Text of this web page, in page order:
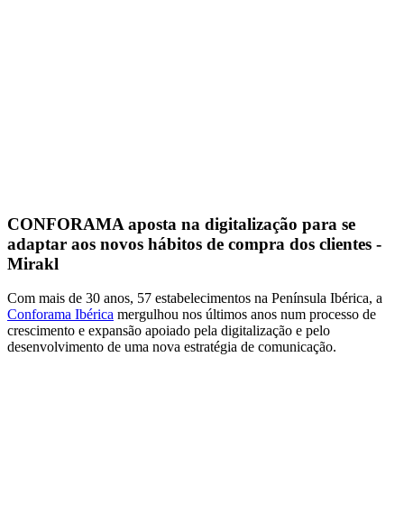
CONFORAMA aposta na digitalização para se
adaptar aos novos hábitos de compra dos clientes -
Mirakl
Com mais de 30 anos, 57 estabelecimentos na Península Ibérica, a
Conforama Ibérica mergulhou nos últimos anos num processo de
crescimento e expansão apoiado pela digitalização e pelo
desenvolvimento de uma nova estratégia de comunicação.